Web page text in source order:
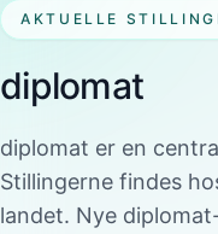
AKTUELLE
diplomat
diplomat er en
Stillingerne findes
landet. Nye